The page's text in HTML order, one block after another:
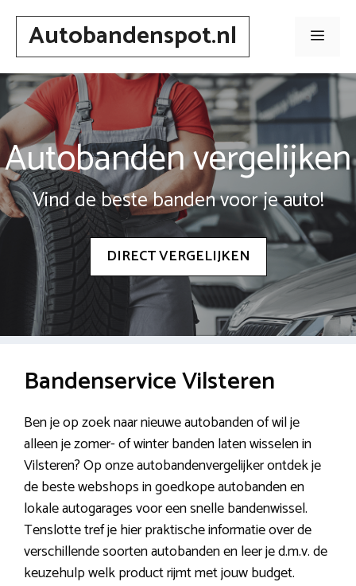
Spring
inhoudAutobandenspot.nl Menu
Autobanden vergelijken
Vind de beste banden voor je auto!
DIRECT VERGELIJKEN
Bandenservice Vilsteren
Ben je op zoek naar nieuwe autobanden of wil je
alleen je zomer- of winter banden laten wisselen in
Vilsteren? Op onze autobandenvergelijker ontdek je
de beste webshops in goedkope autobanden en
lokale autogarages voor een snelle bandenwissel.
Tenslotte tref je hier praktische informatie over de
verschillende soorten autobanden en leer je d.m.v. de
keuzehulp welk product rijmt met jouw budget.